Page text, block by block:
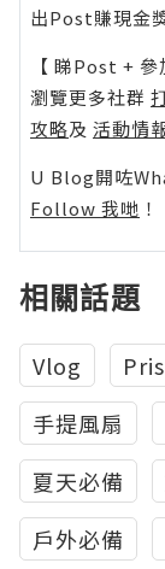
出Post賺現金
【 睇Post + 參
瀏覽更多社群
攻略及 活動情
U Blog開咗
Follow 我哋 ！
相關話題
Vlog
手提風扇
夏天必備
戶外必備